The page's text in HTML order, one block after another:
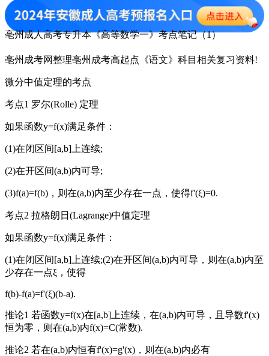
亳州成人高考专升本《高等数学一》考点笔记（1）
亳州成考网整理亳州成考高起点《语文》科目相关复习资料!
微分中值定理的考点
考点1 罗尔(Rolle) 定理
如果函数y=f(x)满足条件：
(1)在闭区间[a,b]上连续;
(2)在开区间(a,b)内可导;
(3)f(a)=f(b)，则在(a,b)内至少存在一点，使得f'(ξ)=0.
考点2 拉格朗日(Lagrange)中值定理
如果函数y=f(x)满足条件：
(1)在闭区间[a,b]上连续;(2)在开区间(a,b)内可导，则在(a,b)内至
少存在一点ξ，使得
f(b)-f(a)=f'(ξ)(b-a).
推论1 若函数y=f(x)在[a,b]上连续，在(a,b)内可导，且导数f'(x)
恒为零，则在(a,b)内f(x)=C(常数).
推论2 若在(a,b)内恒有f'(x)=g'(x)，则在(a,b)内必有